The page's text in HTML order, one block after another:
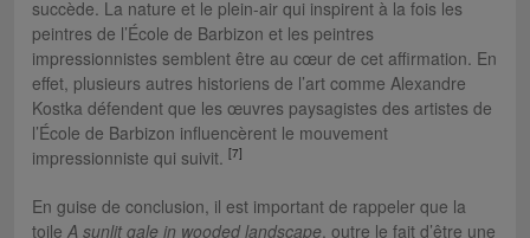
succède. La nature et le plein-air qui inspirent à la fois les
peintres de l’École de Barbizon et les peintres
impressionnistes semblent être au cœur de cet affirmation. En
effet, plusieurs autres historiens de l’art comme Alexandre
Kostka défendent que les œuvres paysagistes des artistes de
l’École de Barbizon influencèrent le mouvement
impressionniste qui suivit. [7]
En guise de conclusion, il est important de rappeler que la
toile A sunlit gale in wooded landscape, outre le fait d’être une